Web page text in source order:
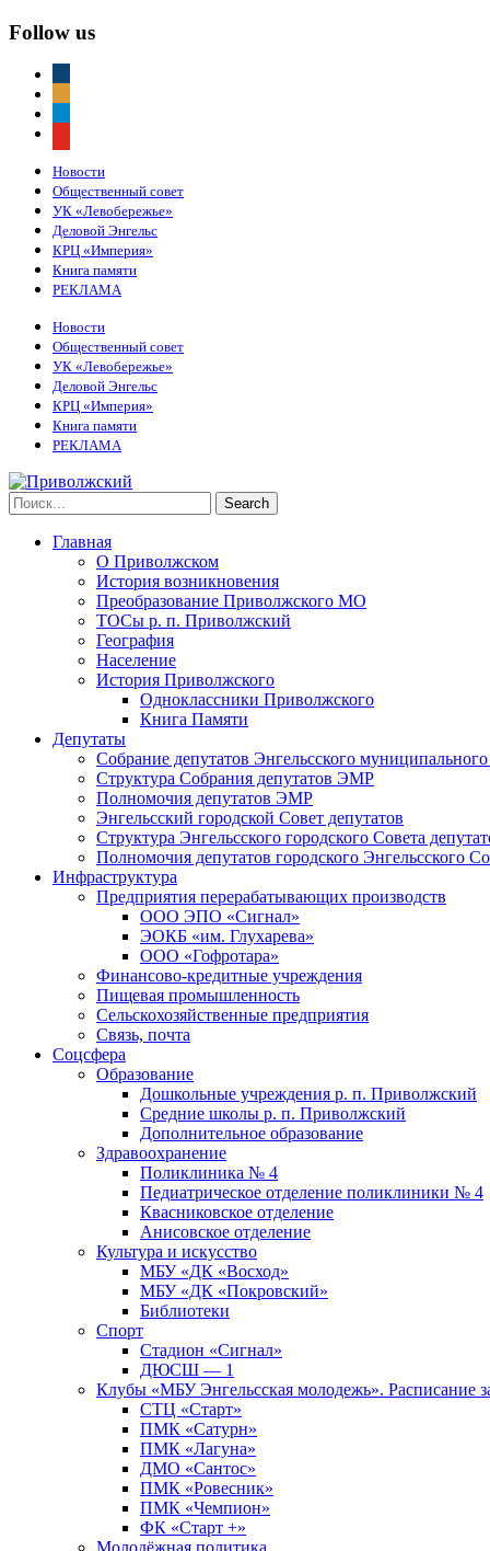
Follow us
Новости
Общественный совет
УК «Левобережье»
Деловой Энгельс
КРЦ «Империя»
Книга памяти
РЕКЛАМА
Новости
Общественный совет
УК «Левобережье»
Деловой Энгельс
КРЦ «Империя»
Книга памяти
РЕКЛАМА
Главная
О Приволжском
История возникновения
Преобразование Приволжского МО
ТОСы р. п. Приволжский
География
Население
История Приволжского
Одноклассники Приволжского
Книга Памяти
Депутаты
Собрание депутатов Энгельсского
Структура Собрания депутатов ЭМР
Полномочия депутатов ЭМР
Энгельсский городской Совет депутатов
Структура Энгельсского городского Совета
Полномочия депутатов городского Энгельсского
Инфраструктура
Предприятия перерабатывающих производств
ООО ЭПО «Сигнал»
ЭОКБ «им. Глухарева»
ООО «Гофротара»
Финансово-кредитные учреждения
Пищевая промышленность
Сельскохозяйственные предприятия
Связь, почта
Соцсфера
Образование
Дошкольные учреждения р. п. Приволжский
Средние школы р. п. Приволжский
Дополнительное образование
Здравоохранение
Поликлиника № 4
Педиатрическое отделение поликлиники № 4
Квасниковское отделение
Анисовское отделение
Культура и искусство
МБУ «ДК «Восход»
МБУ «ДК «Покровский»
Библиотеки
Спорт
Стадион «Сигнал»
ДЮСШ — 1
Клубы «МБУ Энгельсская молодежь». Расписание
СТЦ «Старт»
ПМК «Сатурн»
ПМК «Лагуна»
ДМО «Сантос»
ПМК «Ровесник»
ПМК «Чемпион»
ФК «Старт +»